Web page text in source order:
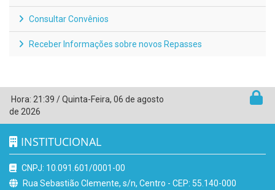
Consultar Convênios
Receber Informações sobre novos Repasses
Hora: 21:39 /Quinta-Feira, 06 de agosto
de 2026
INSTITUCIONAL
CNPJ: 10.091.601/0001-00
Rua Sebastião Clemente, s/n, Centro - CEP: 55.140-000